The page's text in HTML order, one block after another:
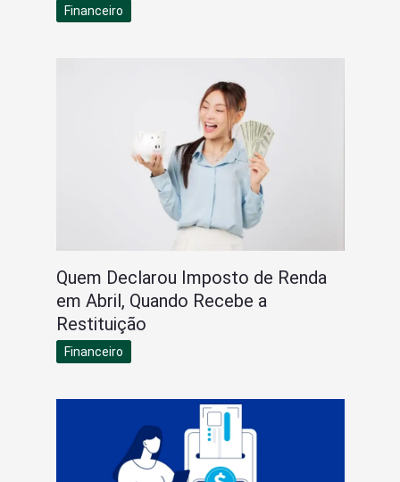
Financeiro
Quem Declarou Imposto de Renda
em Abril, Quando Recebe a
Restituição
Financeiro